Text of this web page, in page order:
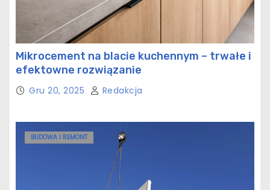
Mikrocement na blacie kuchennym – trwałe i
efektowne rozwiązanie
Gru 20, 2025 Redakcja
BUDOWA I REMONT